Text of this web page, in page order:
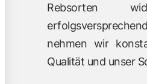
Rebsorten
nehmen wir
Qualität und unser